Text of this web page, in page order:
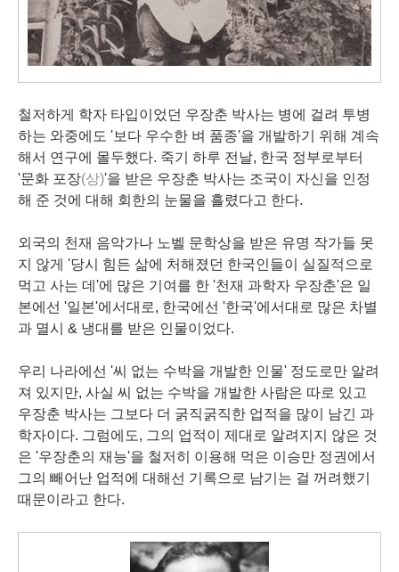
철저하게 학자 타입이었던 우장춘 박사는 병에 걸려 투병
하는 와중에도 '보다 우수한 벼 품종'을 개발하기 위해 계속
해서 연구에 몰두했다. 죽기 하루 전날, 한국 정부로부터
'문화 포장(상)'을 받은 우장춘 박사는 조국이 자신을 인정
해 준 것에 대해 회한의 눈물을 흘렸다고 한다.
외국의 천재 음악가나 노벨 문학상을 받은 유명 작가들 못
지 않게 '당시 힘든 삶에 처해졌던 한국인들이 실질적으로
먹고 사는 데'에 많은 기여를 한 '천재 과학자 우장춘'은 일
본에선 '일본'에서대로, 한국에선 '한국'에서대로 많은 차별
과 멸시 & 냉대를 받은 인물이었다.
우리 나라에선 '씨 없는 수박을 개발한 인물' 정도로만 알려
져 있지만, 사실 씨 없는 수박을 개발한 사람은 따로 있고
우장춘 박사는 그보다 더 굵직굵직한 업적을 많이 남긴 과
학자이다. 그럼에도, 그의 업적이 제대로 알려지지 않은 것
은 '우장춘의 재능'을 철저히 이용해 먹은 이승만 정권에서
그의 빼어난 업적에 대해선 기록으로 남기는 걸 꺼려했기
때문이라고 한다.